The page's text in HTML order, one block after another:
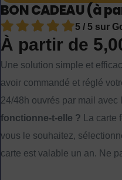
BON CADEAU (à
5 / 5 sur
À partir de
Une solution simple et
avoir commandé et réglé
24/48h ouvrés par mail avec
fonctionne-t-elle ? La carte
vous le souhaitez,
carte est valable un an. Ne